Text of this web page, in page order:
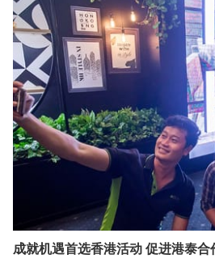
成就机遇首选香港活动 促进港泰合